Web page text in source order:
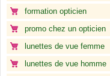
formation opticien
promo chez un opticien
lunettes de vue femme
lunettes de vue homme